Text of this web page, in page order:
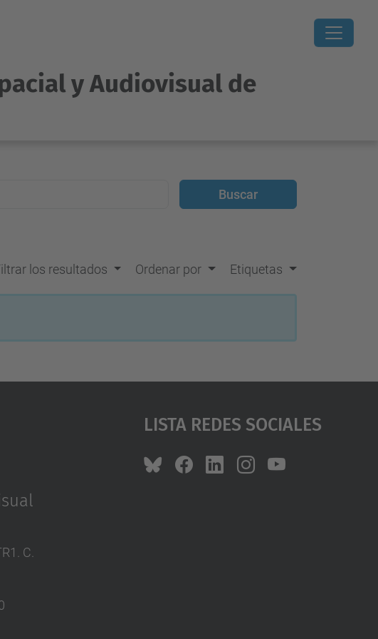
y Audiovisual de
los resultados Ordenar por Etiquetas
C.
Lista Redes Sociales